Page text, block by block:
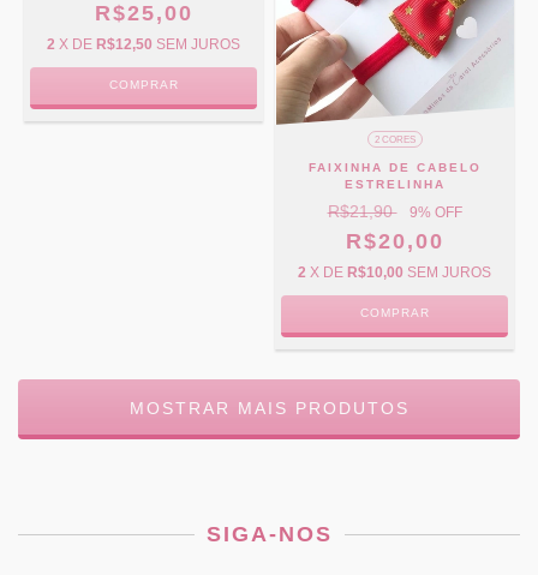
R$25,00
2 X DE R$12,50 SEM JUROS
COMPRAR
2 CORES
FAIXINHA DE CABELO
ESTRELINHA
R$21,90 9% OFF
R$20,00
2 X DE R$10,00 SEM JUROS
COMPRAR
MOSTRAR MAIS PRODUTOS
SIGA-NOS